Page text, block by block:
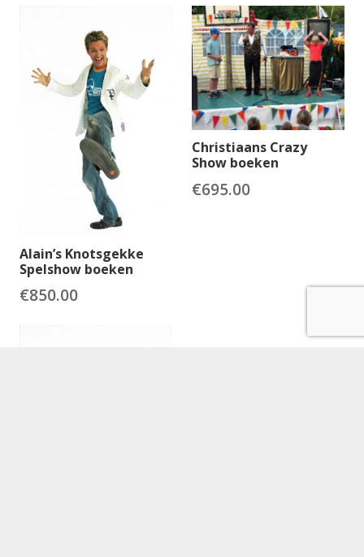
Alain’s Knotsgekke
Spelshow boeken
€850.00
Christiaans Crazy
Show boeken
€695.00